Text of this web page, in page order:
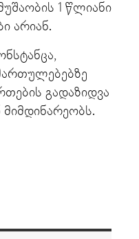
1 წლიანი
არიან.
გადაზიდვა
მიმდინარეობს.